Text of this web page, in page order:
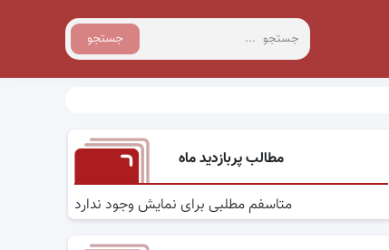
جستجو
مطالب پربازدید ماه
متاسفم مطلبی برای نمایش وجود ندارد